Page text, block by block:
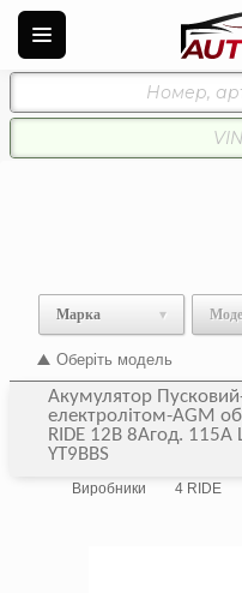
Марка
Оберіть модель
Акумулятор
електролітом-AGM
RIDE 12В 8Агод. 115А
YT9BBS
Виробники 4 RIDE